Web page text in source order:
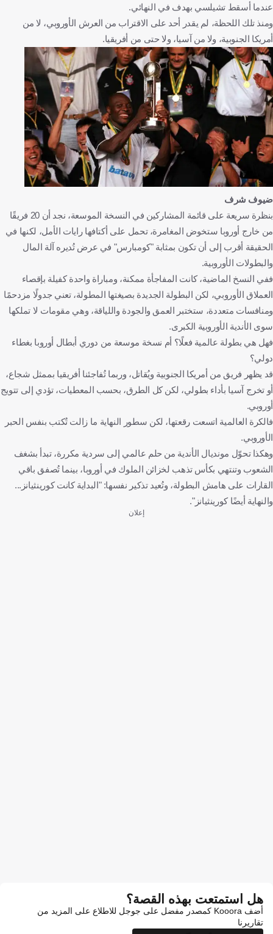
عندما أسقط تشيلسي بهدف في النهائي.
ومنذ تلك اللحظة، لم يقدر أحد على الاقتراب من العرش الأوروبي، لا من
أمريكا الجنوبية، ولا من آسيا، ولا حتى من أفريقيا.
ضيوف شرف
بنظرة سريعة على قائمة المشاركين في النسخة الموسعة، نجد أن 20 فريقًا
من خارج أوروبا ستخوض المغامرة، تحمل على أكتافها رايات الأمل، لكنها في
الحقيقة أقرب إلى أن تكون بمثابة "كومبارس" في عرض تُديره آلة المال
والبطولات الأوروبية.
ففي النسخ الماضية، كانت المفاجأة ممكنة، ومباراة واحدة كفيلة بإقصاء
العملاق الأوروبي، لكن البطولة الجديدة بصيغتها المطولة، تعني جدولًا مزدحمًا
ومنافسات متعددة، ستختبر العمق والجودة واللياقة، وهي مقومات لا تملكها
سوى الأندية الأوروبية الكبرى.
فهل هي بطولة عالمية فعلًا؟ أم نسخة موسعة من دوري أبطال أوروبا بغطاء
دولي؟
قد يظهر فريق من أمريكا الجنوبية ويُقاتل، وربما تُفاجئنا أفريقيا بممثل شجاع،
أو تخرج آسيا بأداء بطولي، لكن كل الطرق، بحسب المعطيات، تؤدي إلى تتويج
أوروبي.
فالكرة العالمية اتسعت رقعتها، لكن سطور النهاية ما زالت تُكتب بنفس الحبر
الأوروبي.
وهكذا تحوّل مونديال الأندية من حلم عالمي إلى سردية مكررة، تبدأ بشغف
الشعوب وتنتهي بكأس تذهب لخزائن الملوك في أوروبا، بينما تُصفق باقي
القارات على هامش البطولة، وتُعيد تذكير نفسها: "البداية كانت كورينثيانز...
والنهاية أيضًا كورينثيانز".
إعلان
هل استمتعت بهذه القصة؟
أضف Kooora كمصدر مفضل على جوجل للاطلاع على المزيد من
تقاريرنا